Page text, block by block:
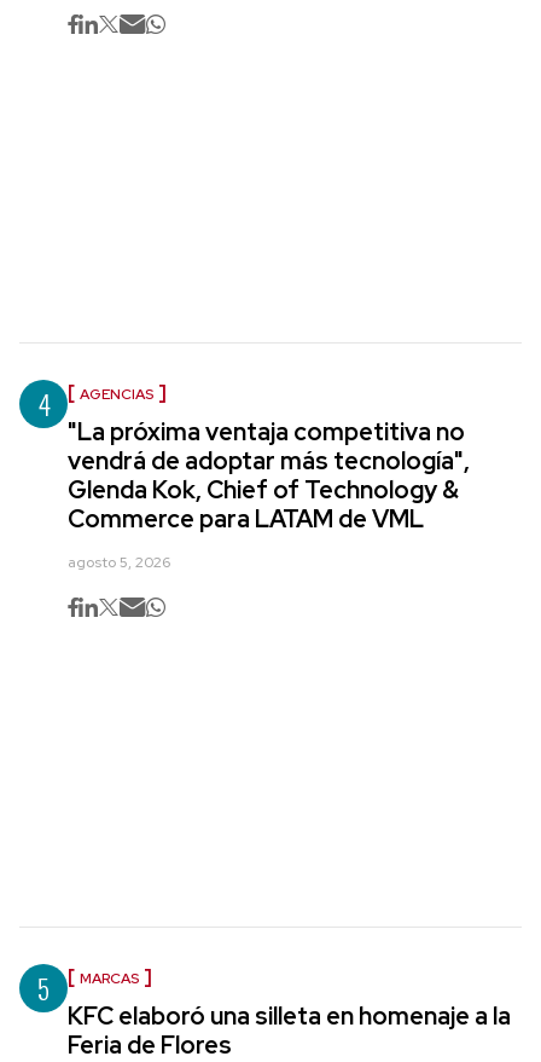
4 AGENCIAS
"La próxima ventaja competitiva no
vendrá de adoptar más tecnología",
Glenda Kok, Chief of Technology &
Commerce para LATAM de VML
agosto 5, 2026
5 MARCAS
KFC elaboró una silleta en homenaje a la
Feria de Flores